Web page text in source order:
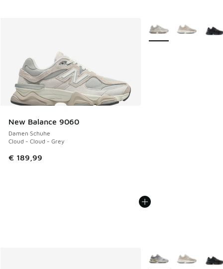
New Balance 9060
Damen Schuhe
Cloud - Cloud - Grey
€ 189,99
Weitere Farben
Weitere Farben